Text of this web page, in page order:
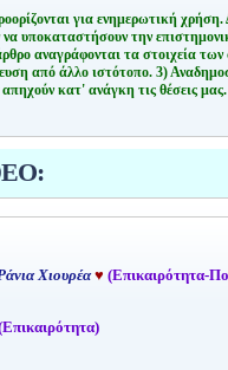
για ενημερωτική χρήση.
υποκαταστήσουν την
αναγράφονται τα στοιχεία
από άλλο ιστότοπο. 3)
κατ' ανάγκη τις θέσεις μας.
Χιουρέα ♥ (Επικαιρότητα-